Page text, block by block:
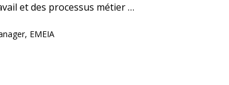
et des processus métier …
EMEIA